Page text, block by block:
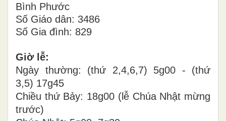
Bình Phước
Số Giáo dân: 3486
Số Gia đình: 829
Giờ lễ:
Ngày thường: (thứ 2,4,6,7) 5g00 - (thứ
3,5) 17g45
Chiều thứ Bảy: 18g00 (lễ Chúa Nhật mừng
trước)